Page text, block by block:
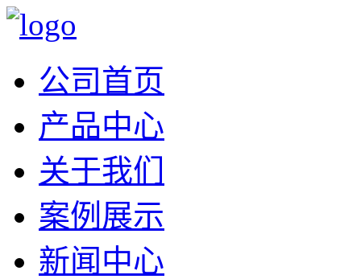
公司首页
产品中心
关于我们
案例展示
新闻中心